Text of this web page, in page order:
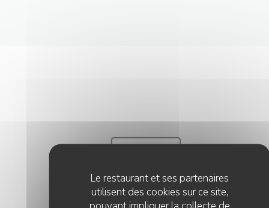
Le restaurant et ses partenaires
utilisent des cookies sur ce site,